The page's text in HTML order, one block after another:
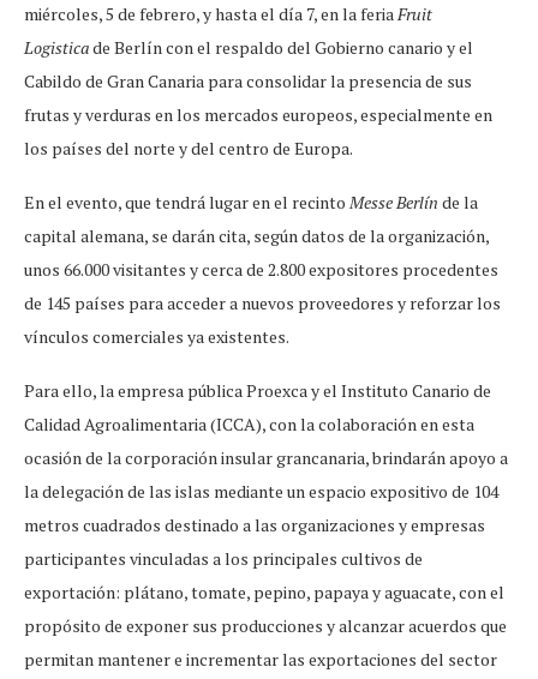
miércoles, 5 de febrero, y hasta el día 7, en la feria Fruit
Logisticade Berlín con el respaldo del Gobierno canario y el
Cabildo de Gran Canaria para consolidar la presencia de sus
frutas y verduras en los mercados europeos, especialmente en
los países del norte y del centro de Europa.
En el evento, que tendrá lugar en el recinto Messe Berlín de la
capital alemana, se darán cita, según datos de la organización,
unos 66.000 visitantes y cerca de 2.800 expositores procedentes
de 145 países para acceder a nuevos proveedores y reforzar los
vínculos comerciales ya existentes.
Para ello, la empresa pública Proexca y el Instituto Canario de
Calidad Agroalimentaria (ICCA), con la colaboración en esta
ocasión de la corporación insular grancanaria, brindarán apoyo a
la delegación de las islas mediante un espacio expositivo de 104
metros cuadrados destinado a las organizaciones y empresas
participantes vinculadas a los principales cultivos de
exportación: plátano, tomate, pepino, papaya y aguacate, con el
propósito de exponer sus producciones y alcanzar acuerdos que
permitan mantener e incrementar las exportaciones del sector